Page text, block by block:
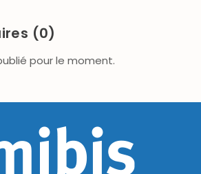
(0)
pour le moment.